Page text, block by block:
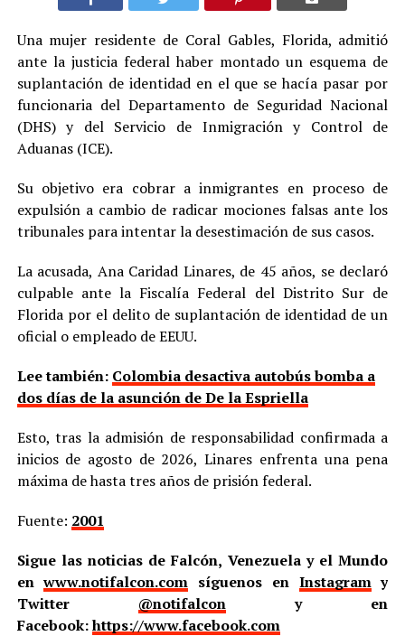
Una mujer residente de Coral Gables, Florida, admitió
ante la justicia federal haber montado un esquema de
suplantación de identidad en el que se hacía pasar por
funcionaria del Departamento de Seguridad Nacional
(DHS) y del Servicio de Inmigración y Control de
Aduanas (ICE).
Su objetivo era cobrar a inmigrantes en proceso de
expulsión a cambio de radicar mociones falsas ante los
tribunales para intentar la desestimación de sus casos.
La acusada, Ana Caridad Linares, de 45 años, se declaró
culpable ante la Fiscalía Federal del Distrito Sur de
Florida por el delito de suplantación de identidad de un
oficial o empleado de EEUU.
Lee también: Colombia desactiva autobús bomba a
dos días de la asunción de De la Espriella
Esto, tras la admisión de responsabilidad confirmada a
inicios de agosto de 2026, Linares enfrenta una pena
máxima de hasta tres años de prisión federal.
Fuente: 2001
Sigue las noticias de Falcón, Venezuela y el Mundo
enwww.notifalcon.com síguenos en Instagramy
Twitter @notifalcony en
Facebook:https://www.facebook.com